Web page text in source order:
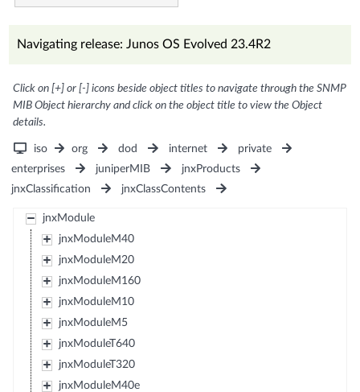
Navigating release: Junos OS Evolved 23.4R2
Click on [+] or [-] icons beside object titles to navigate through the SNMP
MIB Object hierarchy and click on the object title to view the Object
details.
iso org dod internet
private
enterprises
juniperMIB
jnxProducts
jnxClassification
jnxClassContents
jnxModule
jnxModuleM40
jnxModuleM20
jnxModuleM160
jnxModuleM10
jnxModuleM5
jnxModuleT640
jnxModuleT320
jnxModuleM40e